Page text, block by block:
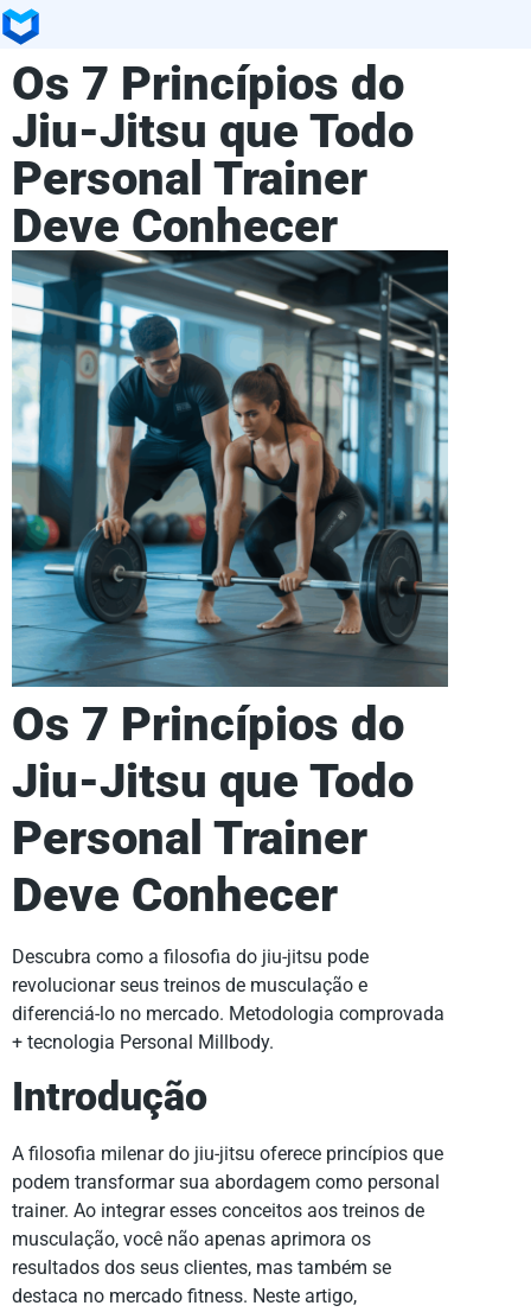
Os 7 Princípios do
Jiu-Jitsu que Todo
Personal Trainer
Deve Conhecer
Os 7 Princípios do
Jiu-Jitsu que Todo
Personal Trainer
Deve Conhecer
Descubra como a filosofia do jiu-jitsu pode
revolucionar seus treinos de musculação e
diferenciá-lo no mercado. Metodologia comprovada
+ tecnologia Personal Millbody.
Introdução
A filosofia milenar do jiu-jitsu oferece princípios que
podem transformar sua abordagem como personal
trainer. Ao integrar esses conceitos aos treinos de
musculação, você não apenas aprimora os
resultados dos seus clientes, mas também se
destaca no mercado fitness. Neste artigo,